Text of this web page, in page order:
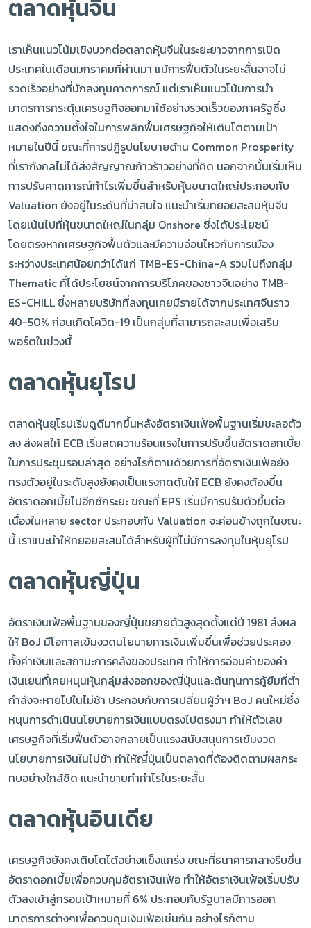
ตลาดหุ้นจีน
เราเห็นแนวโน้มเชิงบวกต่อตลาดหุ้นจีนในระยะยาวจากการเปิด
ประเทศในเดือนมกราคมที่ผ่านมา แม้การฟื้นตัวในระยะสั้นอาจไม่
รวดเร็วอย่างที่นักลงทุนคาดการณ์ แต่เราเห็นแนวโน้มการนำ
มาตรการกระตุ้นเศรษฐกิจออกมาใช้อย่างรวดเร็วของภาครัฐซึ่ง
แสดงถึงความตั้งใจในการพลิกฟื้นเศรษฐกิจให้เติบโตตามเป้า
หมายในปีนี้ ขณะที่การปฏิรูปนโยบายด้าน Common Prosperity
ที่เรากังกลไม่ได้ส่งสัญญาณก้าวร้าวอย่างที่คิด นอกจากนั้นเริ่มเห็น
การปรับคาดการณ์กำไรเพิ่มขึ้นสำหรับหุ้นขนาดใหญ่ประกอบกับ
Valuation ยังอยู่ในระดับที่น่าสนใจ แนะนำเริ่มทยอยสะสมหุ้นจีน
โดยเน้นไปที่หุ้นขนาดใหญ่ในกลุ่ม Onshore ซึ่งได้ประโยชน์
โดยตรงหากเศรษฐกิจฟื้นตัวและมีความอ่อนไหวกับการเมือง
ระหว่างประเทศน้อยกว่าได้แก่ TMB-ES-China-A รวมไปถึงกลุ่ม
Thematic ที่ได้ประโยชน์จากการบริโภคของชาวจีนอย่าง TMB-
ES-CHILL ซึ่งหลายบริษัทที่ลงทุนเคยมีรายได้จากประเทศจีนราว
40-50% ก่อนเกิดโควิด-19 เป็นกลุ่มที่สามารถสะสมเพื่อเสริม
พอร์ตในช่วงนี้
ตลาดหุ้นยุโรป
ตลาดหุ้นยุโรปเริ่มดูดีมากขึ้นหลังอัตราเงินเฟ้อพื้นฐานเริ่มชะลอตัว
ลง ส่งผลให้ ECB เริ่มลดความร้อนแรงในการปรับขึ้นอัตราดอกเบี้ย
ในการประชุมรอบล่าสุด อย่างไรก็ตามด้วยการที่อัตราเงินเฟ้อยัง
ทรงตัวอยู่ในระดับสูงยังคงเป็นแรงกดดันให้ ECB ยังคงต้องขึ้น
อัตราดอกเบี้ยไปอีกซักระยะ ขณะที่ EPS เริ่มมีการปรับตัวขึ้นต่อ
เนื่องในหลาย sector ประกอบกับ Valuation จะค่อนข้างถูกในขณะ
นี้ เราแนะนำให้ทยอยสะสมได้สำหรับผู้ที่ไม่มีการลงทุนในหุ้นยุโรป
ตลาดหุ้นญี่ปุ่น
อัตราเงินเฟ้อพื้นฐานของญี่ปุ่นขยายตัวสูงสุดตั้งแต่ปี 1981 ส่งผล
ให้ BoJ มีโอกาสเข้มงวดนโยบายการเงินเพิ่มขึ้นเพื่อช่วยประคอง
ทั้งค่าเงินและสถานะการคลังของประเทศ ทำให้การอ่อนค่าของค่า
เงินเยนที่เคยหนุนหุ้นกลุ่มส่งออกของญี่ปุ่นและต้นทุนการกู้ยืมที่ต่ำ
กำลังจะหายไปในไม่ช้า ประกอบกับการเปลี่ยนผู้ว่าฯ BoJ คนใหม่ซึ่ง
หนุนการดำเนินนโยบายการเงินแบบตรงไปตรงมา ทำให้ตัวเลข
เศรษฐกิจที่เริ่มฟื้นตัวอาจกลายเป็นแรงสนับสนุนการเข้มงวด
นโยบายการเงินในไม่ช้า ทำให้ญี่ปุ่นเป็นตลาดที่ต้องติดตามผลกระ
ทบอย่างใกล้ชิด แนะนำขายทำกำไรในระยะสั้น
ตลาดหุ้นอินเดีย
เศรษฐกิจยังคงเติบโตได้อย่างแข็งแกร่ง ขณะที่ธนาคารกลางรีบขึ้น
อัตราดอกเบี้ยเพื่อควบคุมอัตราเงินเฟ้อ ทำให้อัตราเงินเฟ้อเริ่มปรับ
ตัวลงเข้าสู่กรอบเป้าหมายที่ 6% ประกอบกับรัฐบาลมีการออก
มาตรการต่างๆเพื่อควบคุมเงินเฟ้อเช่นกัน อย่างไรก็ตาม